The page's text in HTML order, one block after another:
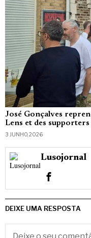
José Gonçalves
Lens et des
3 JUNHO, 2026
Lusojornal
DEIXE UMA RESPOSTA